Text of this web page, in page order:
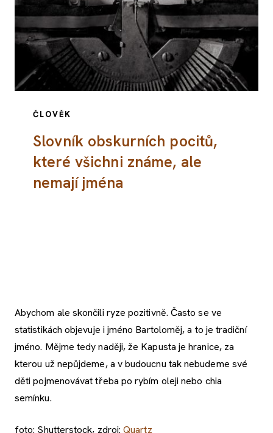
ČLOVĚK
Slovník obskurních pocitů,
které všichni známe, ale
nemají jména
Abychom ale skončili ryze pozitivně. Často se ve
statistikách objevuje i jméno Bartoloměj, a to je tradiční
jméno. Mějme tedy naději, že Kapusta je hranice, za
kterou už nepůjdeme, a v budoucnu tak nebudeme své
děti pojmenovávat třeba po rybím oleji nebo chia
semínku.
foto: Shutterstock, zdroj:Quartz